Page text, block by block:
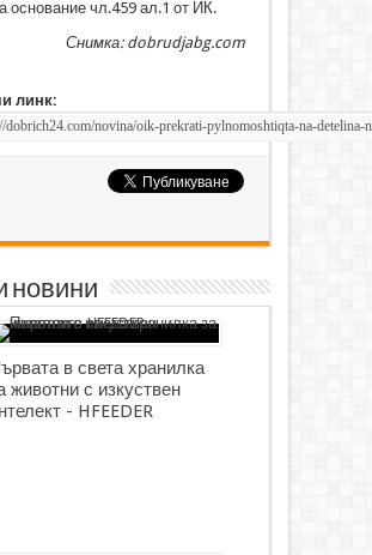
основание чл.459 ал.1 от ИК.
Снимка: dobrudjabg.com
линк:
новини
в света хранилка
животни с изкуствен
- HFEEDER